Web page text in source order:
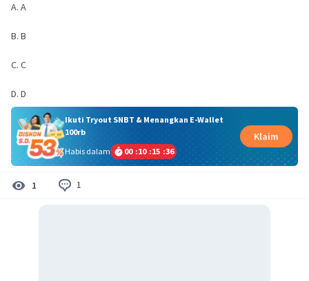
A. A
B. B
C. C
D. D
Ikuti Tryout SNBT & Menangkan E-Wallet
100rb
Habis dalam
00 :10 :15 :36
Klaim
1 1